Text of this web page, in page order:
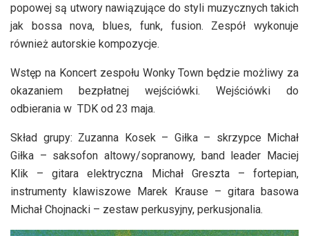
popowej są utwory nawiązujące do styli muzycznych takich
jak bossa nova, blues, funk, fusion. Zespół wykonuje
również autorskie kompozycje.
Wstęp na Koncert zespołu Wonky Town będzie możliwy za
okazaniem bezpłatnej wejściówki. Wejściówki do
odbierania w TDK od 23 maja.
Skład grupy: Zuzanna Kosek – Giłka – skrzypce Michał
Giłka – saksofon altowy/sopranowy, band leader Maciej
Klik – gitara elektryczna Michał Greszta – fortepian,
instrumenty klawiszowe Marek Krause – gitara basowa
Michał Chojnacki – zestaw perkusyjny, perkusjonalia.